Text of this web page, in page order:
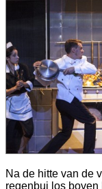
Na de hitte van de
regenbui los boven